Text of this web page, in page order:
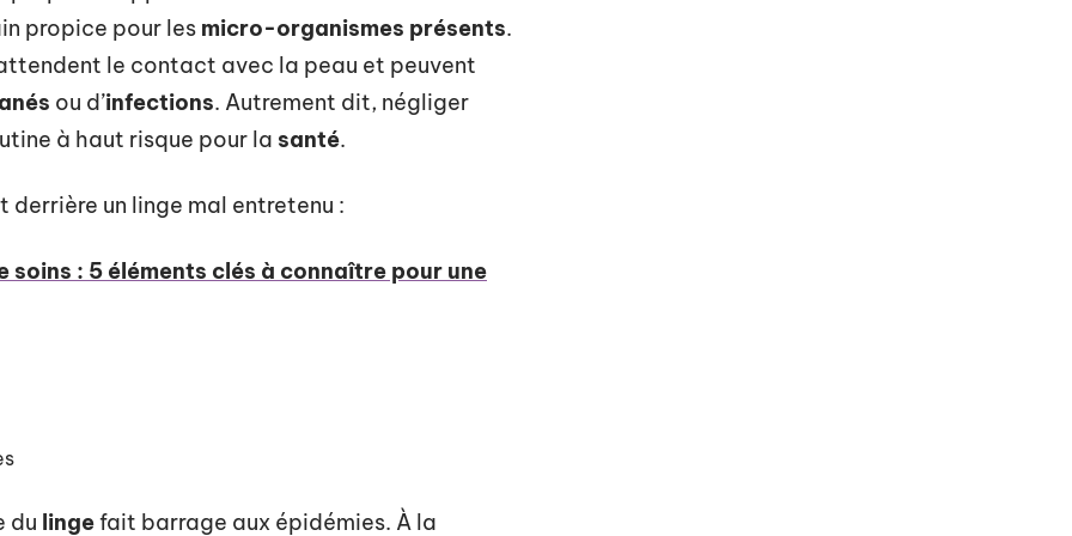
propice pour les micro-organismes présents.
le contact avec la peau et peuvent
ou d’infections. Autrement dit, négliger
à haut risque pour la santé.
derrière un linge mal entretenu :
soins : 5 éléments clés à connaître pour une
du lingefait barrage aux épidémies. À la